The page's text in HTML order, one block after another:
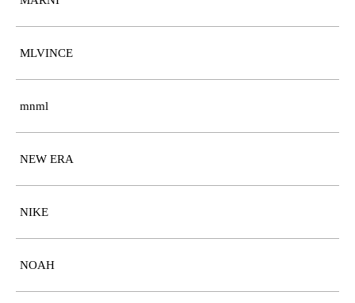
MLVINCE
mnml
NEW ERA
NIKE
NOAH